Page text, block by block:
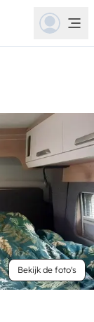
Bekijk de foto's